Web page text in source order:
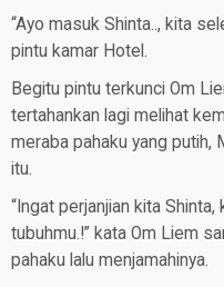
“Ayo masuk Shinta.., kita
pintu kamar Hotel.
Begitu pintu terkunci Om
tertahankan lagi melihat
meraba pahaku yang putih,
itu.
“Ingat perjanjian kita
tubuhmu.!” kata Om Liem
pahaku lalu menjamahinya.